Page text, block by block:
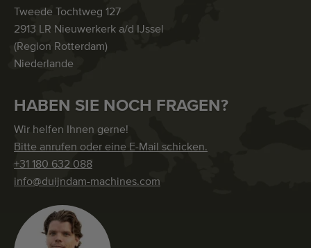
Tweede Tochtweg 127
2913 LR Nieuwerkerk a/d IJssel
(Region Rotterdam)
Niederlande
HABEN SIE NOCH FRAGEN?
Wir helfen Ihnen gerne!
Bitte anrufen oder eine E-Mail schicken.
+31 180 632 088
info@duijndam-machines.com